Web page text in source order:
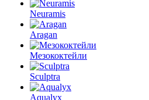
Neuramis
Aragan
Мезококтейли
Sculptra
Aqualyx